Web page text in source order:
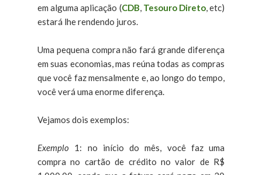
em alguma aplicação (CDB, Tesouro Direto, etc)
estará lhe rendendo juros.
Uma pequena compra não fará grande diferença
em suas economias, mas reúna todas as compras
que você faz mensalmente e, ao longo do tempo,
você verá uma enorme diferença.
Vejamos dois exemplos:
Exemplo 1: no início do mês, você faz uma
compra no cartão de crédito no valor de R$